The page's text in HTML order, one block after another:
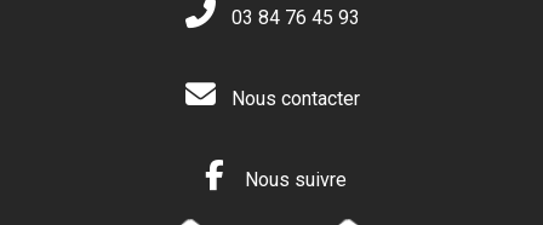
03 84 76 45 93
Nous contacter
Nous suivre